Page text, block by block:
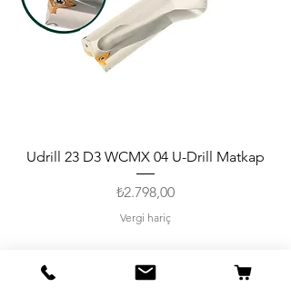
Udrill 23 D3 WCMX 04 U-Drill Matkap
Fiyat
₺2.798,00
Vergi hariç